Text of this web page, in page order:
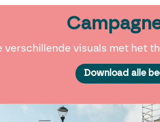
verschillende visuals met het
Download alle